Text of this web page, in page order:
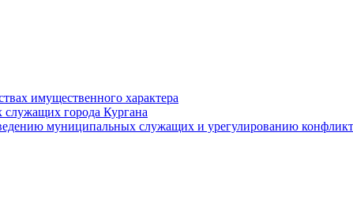
имущественного характера
города Кургана
муниципальных служащих и урегулированию